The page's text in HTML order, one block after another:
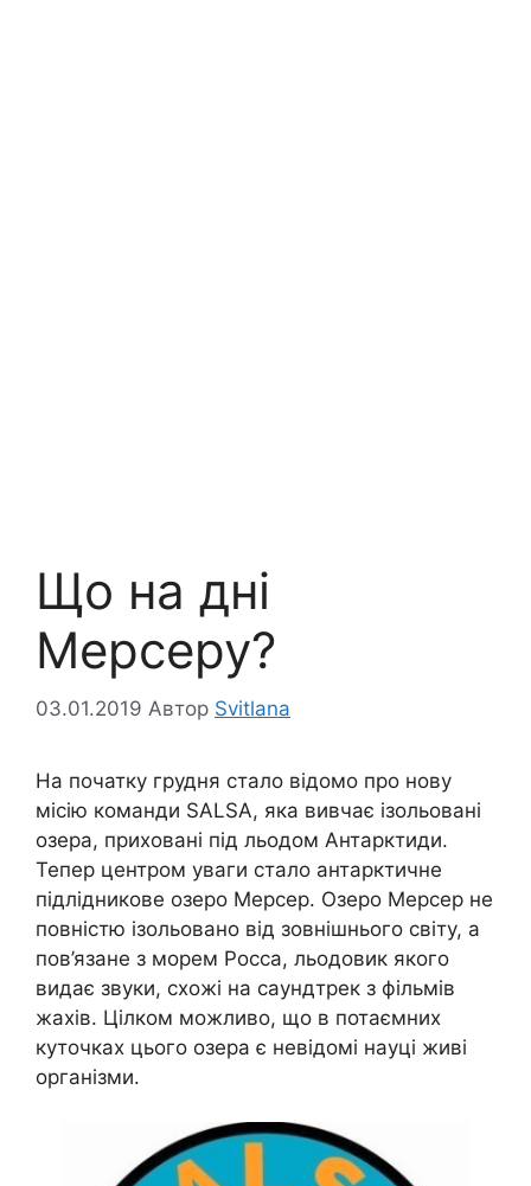
Що на дні
Мерсеру?
03.01.2019 Автор Svitlana
На початку грудня стало відомо про нову
місію команди SALSA, яка вивчає ізольовані
озера, приховані під льодом Антарктиди.
Тепер центром уваги стало антарктичне
підлідникове озеро Мерсер. Озеро Мерсер не
повністю ізольовано від зовнішнього світу, а
пов’язане з морем Росса, льодовик якого
видає звуки, схожі на саундтрек з фільмів
жахів. Цілком можливо, що в потаємних
куточках цього озера є невідомі науці живі
організми.